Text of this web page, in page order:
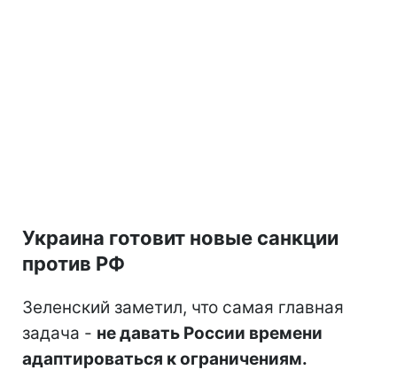
Украина готовит новые санкции
против РФ
Зеленский заметил, что самая главная
задача - не давать России времени
адаптироваться к ограничениям.